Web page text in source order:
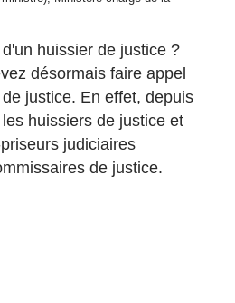
huissier de justice ?
désormais faire appel
justice. En effet, depuis
huissiers de justice et
judiciaires
de justice.